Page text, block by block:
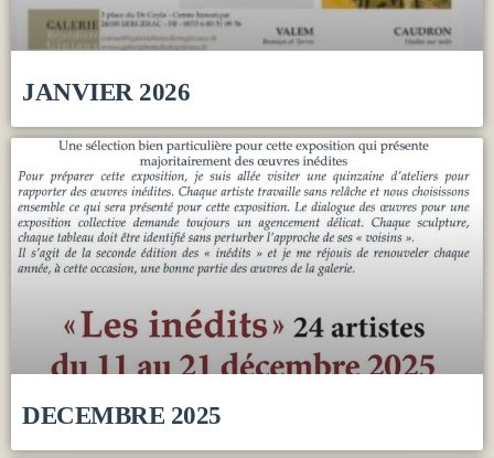
JANVIER 2026
DECEMBRE 2025